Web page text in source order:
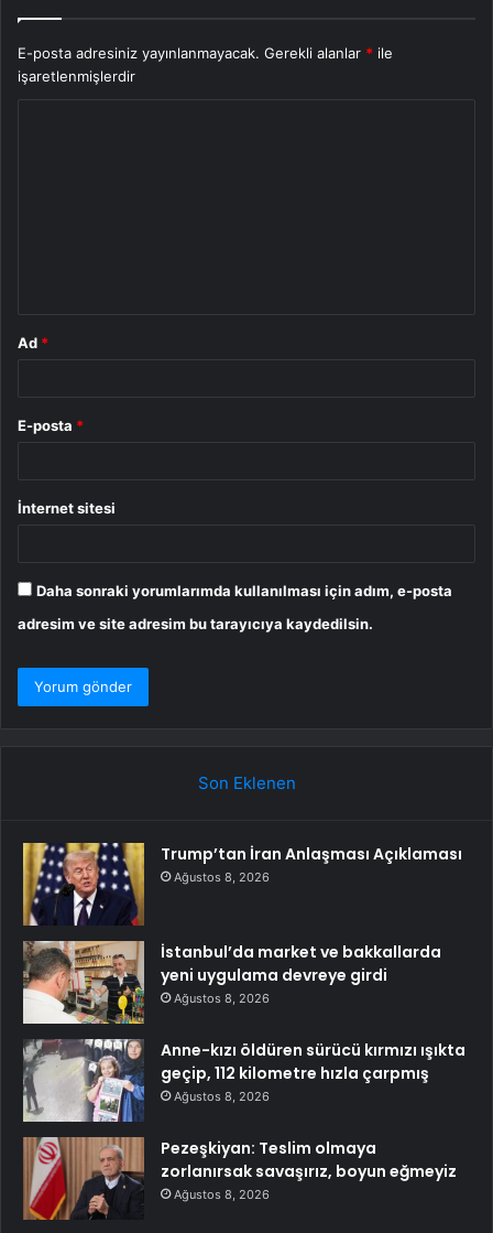
E-posta adresiniz yayınlanmayacak. Gerekli alanlar * ile
işaretlenmişlerdir
Ad *
E-posta *
İnternet sitesi
Daha sonraki yorumlarımda kullanılması için adım, e-posta
adresim ve site adresim bu tarayıcıya kaydedilsin.
Son Eklenen
Trump’tan İran Anlaşması Açıklaması
Ağustos 8, 2026
İstanbul’da market ve bakkallarda
yeni uygulama devreye girdi
Ağustos 8, 2026
Anne-kızı öldüren sürücü kırmızı ışıkta
geçip, 112 kilometre hızla çarpmış
Ağustos 8, 2026
Pezeşkiyan: Teslim olmaya
zorlanırsak savaşırız, boyun eğmeyiz
Ağustos 8, 2026